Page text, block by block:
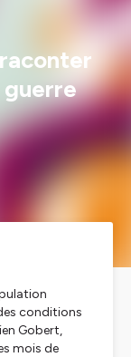
guerre
conditions
Gobert,
mois de